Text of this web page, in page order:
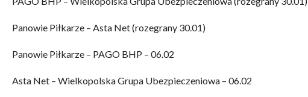
Panowie Piłkarze – Asta Net (rozegrany 30.01)
Panowie Piłkarze – PAGO BHP – 06.02
Asta Net – Wielkopolska Grupa Ubezpieczeniowa – 06.02